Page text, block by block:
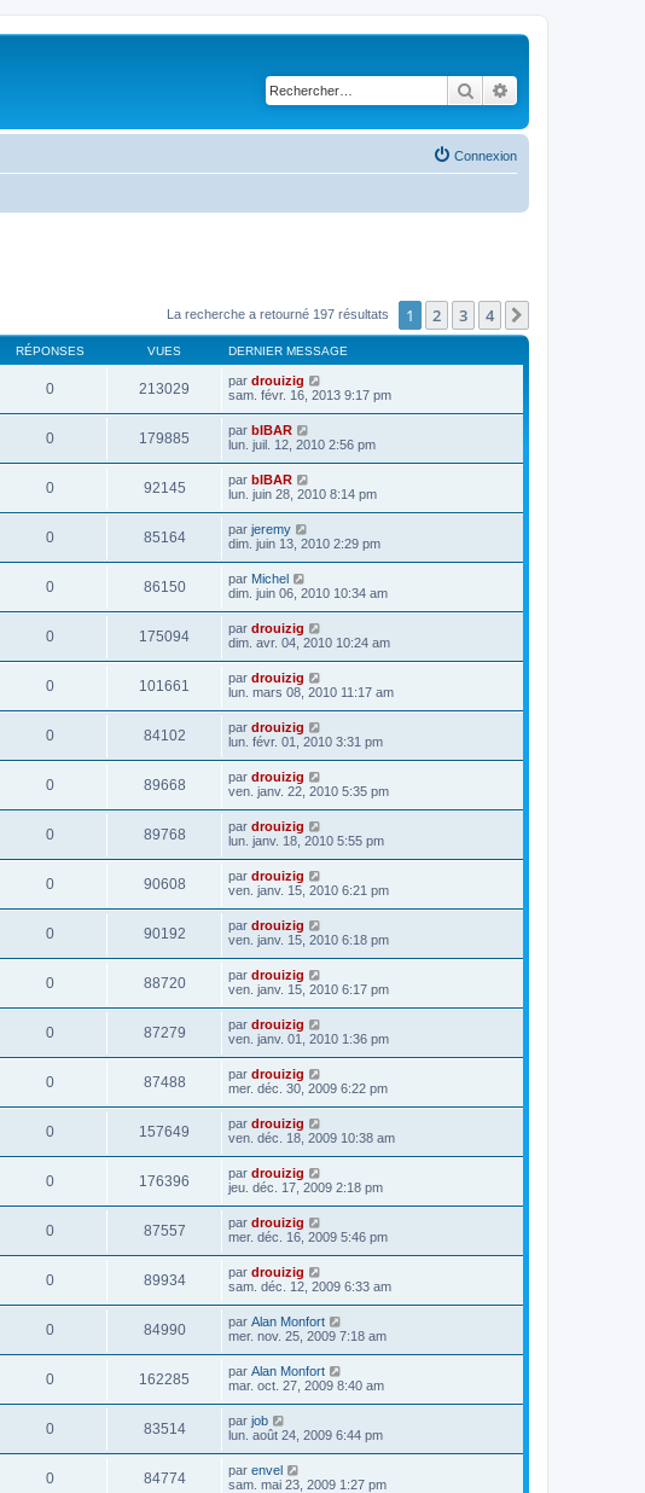
Rechercher
Connexion
La recherche a retourné 197 résultats 1 2 3 4
RÉPONSES VUES DERNIER MESSAGE
0 213029 par drouizig
sam. févr. 16, 2013 9:17 pm
0 179885 par bIBAR
lun. juil. 12, 2010 2:56 pm
0 92145 par bIBAR
lun. juin 28, 2010 8:14 pm
0 85164 par jeremy
dim. juin 13, 2010 2:29 pm
0 86150 par Michel
dim. juin 06, 2010 10:34 am
0 175094 par drouizig
dim. avr. 04, 2010 10:24 am
0 101661 par drouizig
lun. mars 08, 2010 11:17 am
0 84102 par drouizig
lun. févr. 01, 2010 3:31 pm
0 89668 par drouizig
ven. janv. 22, 2010 5:35 pm
0 89768 par drouizig
lun. janv. 18, 2010 5:55 pm
0 90608 par drouizig
ven. janv. 15, 2010 6:21 pm
0 90192 par drouizig
ven. janv. 15, 2010 6:18 pm
0 88720 par drouizig
ven. janv. 15, 2010 6:17 pm
0 87279 par drouizig
ven. janv. 01, 2010 1:36 pm
0 87488 par drouizig
mer. déc. 30, 2009 6:22 pm
0 157649 par drouizig
ven. déc. 18, 2009 10:38 am
0 176396 par drouizig
jeu. déc. 17, 2009 2:18 pm
0 87557 par drouizig
mer. déc. 16, 2009 5:46 pm
0 89934 par drouizig
sam. déc. 12, 2009 6:33 am
0 84990 par Alan Monfort
mer. nov. 25, 2009 7:18 am
0 162285 par Alan Monfort
mar. oct. 27, 2009 8:40 am
0 83514 par job
lun. août 24, 2009 6:44 pm
0 84774 par envel
sam. mai 23, 2009 1:27 pm